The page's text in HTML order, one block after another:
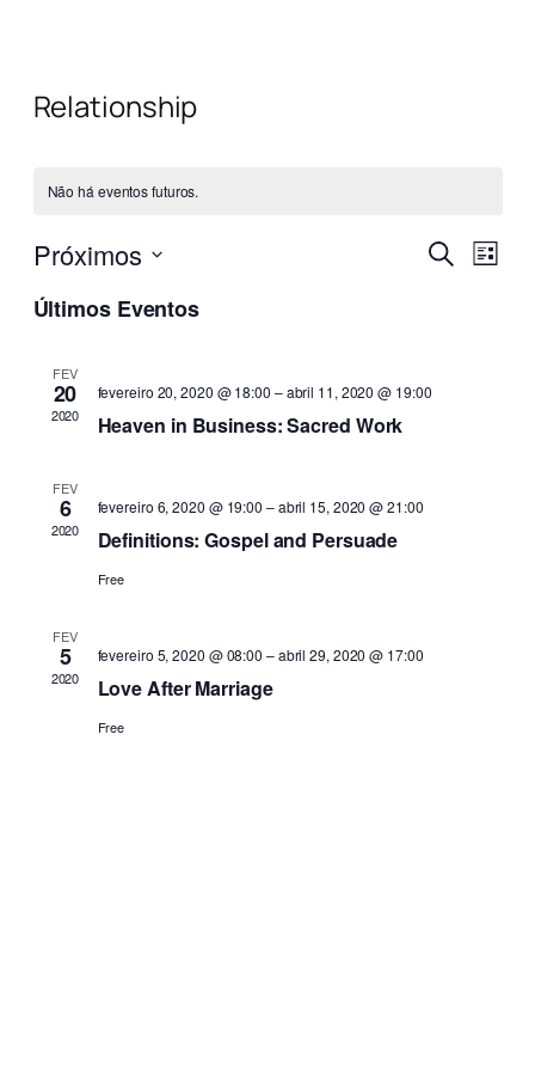
Relationship
Não há eventos futuros.
visuais
Procurar
do
Lista
Próximos
a
Últimos Eventos
FEV
20
2020
fevereiro 20, 2020 @ 18:00 –abril 11, 2020 @ 19:00
Heaven in Business: Sacred Work
FEV
6
2020
fevereiro 6, 2020 @ 19:00 –abril 15, 2020 @ 21:00
Definitions: Gospel and Persuade
Free
FEV
5
2020
fevereiro 5, 2020 @ 08:00 –abril 29, 2020 @ 17:00
Love After Marriage
Free